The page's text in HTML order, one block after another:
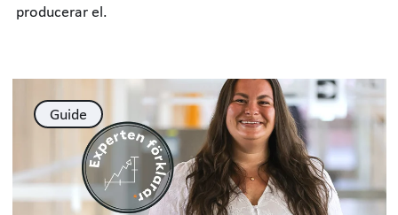
producerar el.
Guide